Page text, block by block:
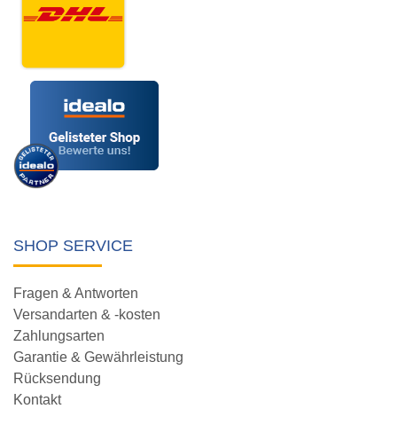
SHOP SERVICE
Fragen & Antworten
Versandarten & -kosten
Zahlungsarten
Garantie & Gewährleistung
Rücksendung
Kontakt